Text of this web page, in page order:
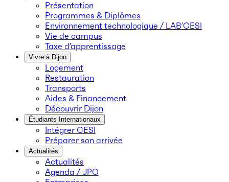
Présentation
Programmes & Diplômes
Environnement technologique / LAB’CESI
Vie de campus
Taxe d’apprentissage
Vivre à Dijon
Logement
Restauration
Transports
Aides & Financement
Découvrir Dijon
Étudiants Internationaux
Intégrer CESI
Préparer son arrivée
Actualités
Actualités
Agenda / JPO